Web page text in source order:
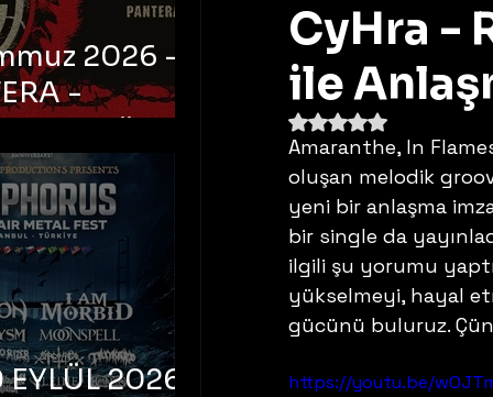
CyHra -
ile
5 üzerinden NaN yıldız
Amaranthe, In
oluşan melodik
yeni bir anlaşma
bir single da
ilgili şu yorumu
yükselmeyi, hayal
gücünü buluruz.
https://youtu.be/
2026 -
-
Ataköy
Arena
2026 –